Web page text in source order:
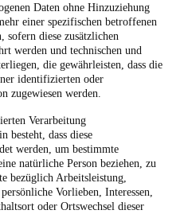
Daten ohne Hinzuziehung
einer spezifischen betroffenen
sofern diese zusätzlichen
werden und technischen und
die gewährleisten, dass die
identifizierten oder
zugewiesen werden.
Verarbeitung
besteht, dass diese
werden, um bestimmte
natürliche Person beziehen, zu
bezüglich Arbeitsleistung,
Vorlieben, Interessen,
oder Ortswechsel dieser